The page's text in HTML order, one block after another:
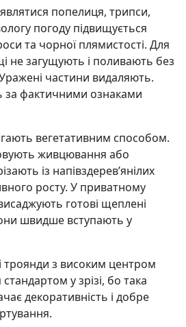
попелиця, трипси,
погоду підвищується
та чорної плямистості. Для
не загущують і поливають без
частини видаляють.
за фактичними ознаками
вегетативним способом.
живцювання або
із напівздерев’янілих
росту. У приватному
готові щеплені
швидше вступають у
троянди з високим центром
у зрізі, бо така
декоративність і добре